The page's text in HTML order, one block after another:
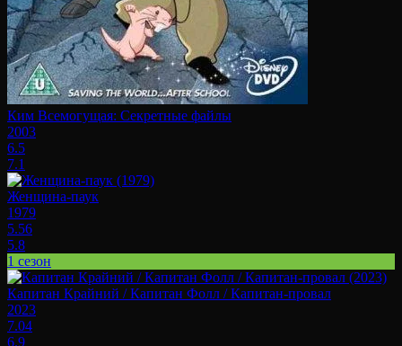
Ким Всемогущая: Секретные файлы
2003
6.5
7.1
Женщина-паук
1979
5.56
5.8
1 сезон
Капитан Крайний / Капитан Фолл / Капитан-провал
2023
7.04
6.9